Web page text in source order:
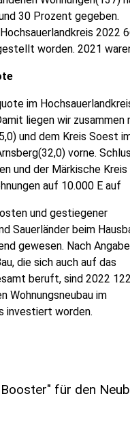
30 Prozent gegeben.
2022
worden. 2021
im
liegen wir zusammen
und dem Kreis Soest
vorne.
und der Märkische
auf 10.000 E auf
und gestiegener
Sauerländer beim
gewesen. Nach
die sich auch auf das
beruft, sind 2022
Wohnungsneubau im
investiert worden.
für den